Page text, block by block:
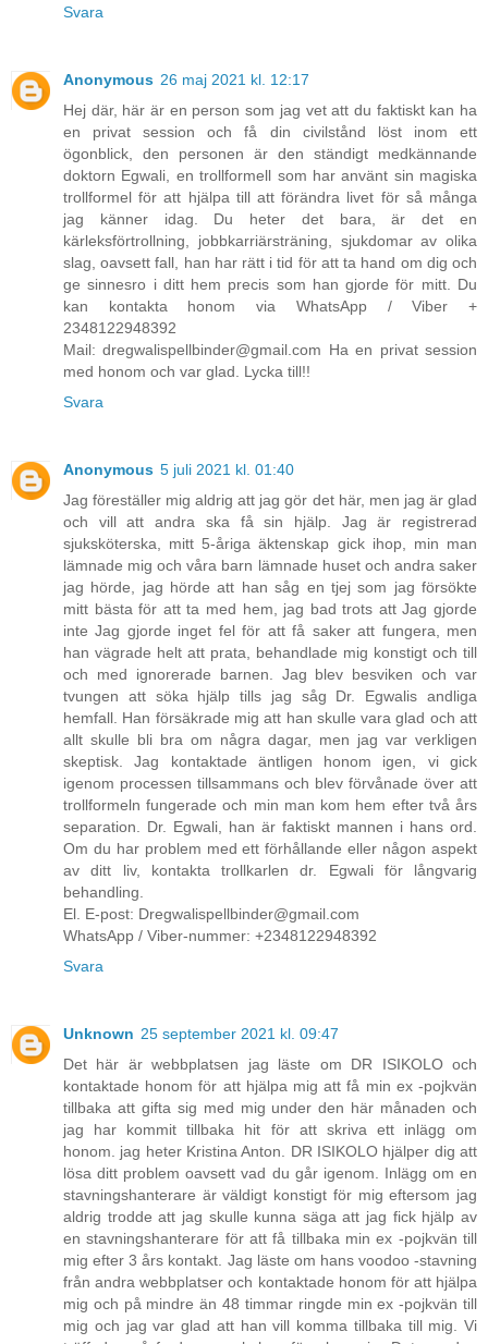
Svara
Anonymous 26 maj 2021 kl. 12:17
Hej där, här är en person som jag vet att du faktiskt kan ha
en privat session och få din civilstånd löst inom ett
ögonblick, den personen är den ständigt medkännande
doktorn Egwali, en trollformell som har använt sin magiska
trollformel för att hjälpa till att förändra livet för så många
jag känner idag. Du heter det bara, är det en
kärleksförtrollning, jobbkarriärsträning, sjukdomar av olika
slag, oavsett fall, han har rätt i tid för att ta hand om dig och
ge sinnesro i ditt hem precis som han gjorde för mitt. Du
kan kontakta honom via WhatsApp / Viber +
2348122948392
Mail: dregwalispellbinder@gmail.com Ha en privat session
med honom och var glad. Lycka till!!
Svara
Anonymous 5 juli 2021 kl. 01:40
Jag föreställer mig aldrig att jag gör det här, men jag är glad
och vill att andra ska få sin hjälp. Jag är registrerad
sjuksköterska, mitt 5-åriga äktenskap gick ihop, min man
lämnade mig och våra barn lämnade huset och andra saker
jag hörde, jag hörde att han såg en tjej som jag försökte
mitt bästa för att ta med hem, jag bad trots att Jag gjorde
inte Jag gjorde inget fel för att få saker att fungera, men
han vägrade helt att prata, behandlade mig konstigt och till
och med ignorerade barnen. Jag blev besviken och var
tvungen att söka hjälp tills jag såg Dr. Egwalis andliga
hemfall. Han försäkrade mig att han skulle vara glad och att
allt skulle bli bra om några dagar, men jag var verkligen
skeptisk. Jag kontaktade äntligen honom igen, vi gick
igenom processen tillsammans och blev förvånade över att
trollformeln fungerade och min man kom hem efter två års
separation. Dr. Egwali, han är faktiskt mannen i hans ord.
Om du har problem med ett förhållande eller någon aspekt
av ditt liv, kontakta trollkarlen dr. Egwali för långvarig
behandling.
El. E-post: Dregwalispellbinder@gmail.com
WhatsApp / Viber-nummer: +2348122948392
Svara
Unknown 25 september 2021 kl. 09:47
Det här är webbplatsen jag läste om DR ISIKOLO och
kontaktade honom för att hjälpa mig att få min ex -pojkvän
tillbaka att gifta sig med mig under den här månaden och
jag har kommit tillbaka hit för att skriva ett inlägg om
honom. jag heter Kristina Anton. DR ISIKOLO hjälper dig att
lösa ditt problem oavsett vad du går igenom. Inlägg om en
stavningshanterare är väldigt konstigt för mig eftersom jag
aldrig trodde att jag skulle kunna säga att jag fick hjälp av
en stavningshanterare för att få tillbaka min ex -pojkvän till
mig efter 3 års kontakt. Jag läste om hans voodoo -stavning
från andra webbplatser och kontaktade honom för att hjälpa
mig och på mindre än 48 timmar ringde min ex -pojkvän till
mig och jag var glad att han vill komma tillbaka till mig. Vi